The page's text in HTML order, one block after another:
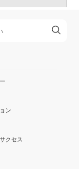
ン
クセス